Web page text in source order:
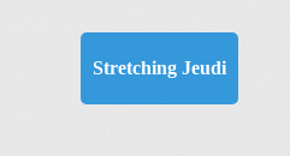
Stretching Jeudi